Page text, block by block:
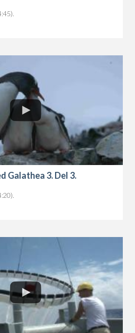
Galathea 3. Del 3.